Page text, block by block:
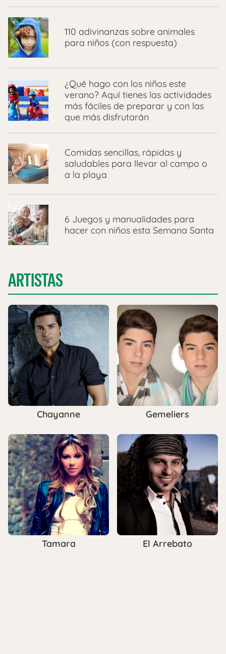
110 adivinanzas sobre animales
para niños (con respuesta)
¿Qué hago con los niños este
verano? Aquí tienes las actividades
más fáciles de preparar y con las
que más disfrutarán
Comidas sencillas, rápidas y
saludables para llevar al campo o
a la playa
6 Juegos y manualidades para
hacer con niños esta Semana Santa
ARTISTAS
Chayanne Gemeliers
Tamara El Arrebato